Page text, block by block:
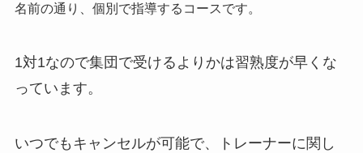
名前の通り、個別で指導するコースです。
1対1なので集団で受けるよりかは習熟度が早くな
っています。
いつでもキャンセルが可能で、トレーナーに関し